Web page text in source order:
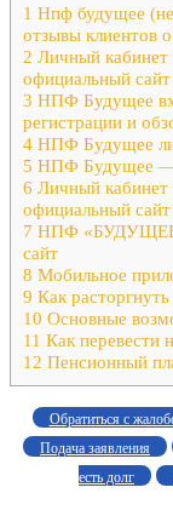
1 Нпф будущее
отзывы клиентов
2 Личный
официальный сайт
3 НПФ Будущее
регистрации и
4 НПФ Будущее
5 НПФ Будущее —
6 Личный
официальный сайт
7 НПФ
сайт
8 Мобильное
9 Как
10 Основные
11 Как перевести
12 Пенсионный
Обратиться с
Подача заявления
есть долг